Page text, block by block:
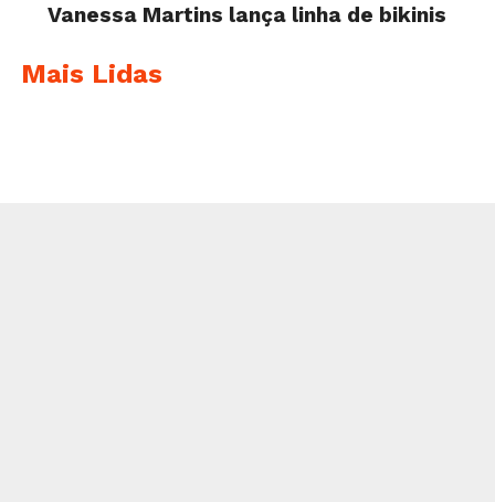
Vanessa Martins lança linha de bikinis
Mais Lidas